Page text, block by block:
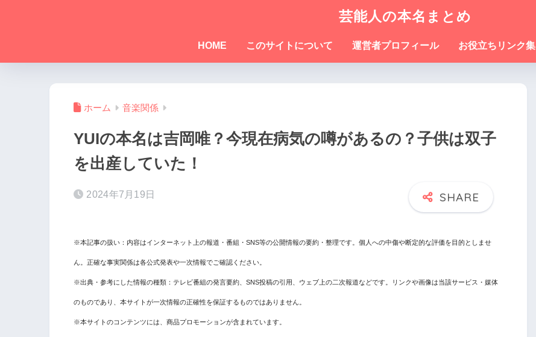
芸能人の本名まとめ
HOME このサイトについて 運営者プロフィール お役立ちリンク集
ホーム 音楽関係
YUIの本名は吉岡唯？今現在病気の噂があるの？子供は双子
を出産していた！
2024年7月19日
※本記事の扱い：内容はインターネット上の報道・番組・SNS等の公開情報の要約・整理です。個人への中傷や断定的な評価を目的としませ
ん。正確な事実関係は各公式発表や一次情報でご確認ください。
※出典・参考にした情報の種類：テレビ番組の発言要約、SNS投稿の引用、ウェブ上の二次報道などです。リンクや画像は当該サービス・媒体
のものであり、本サイトが一次情報の正確性を保証するものではありません。
※本サイトのコンテンツには、商品プロモーションが含まれています。